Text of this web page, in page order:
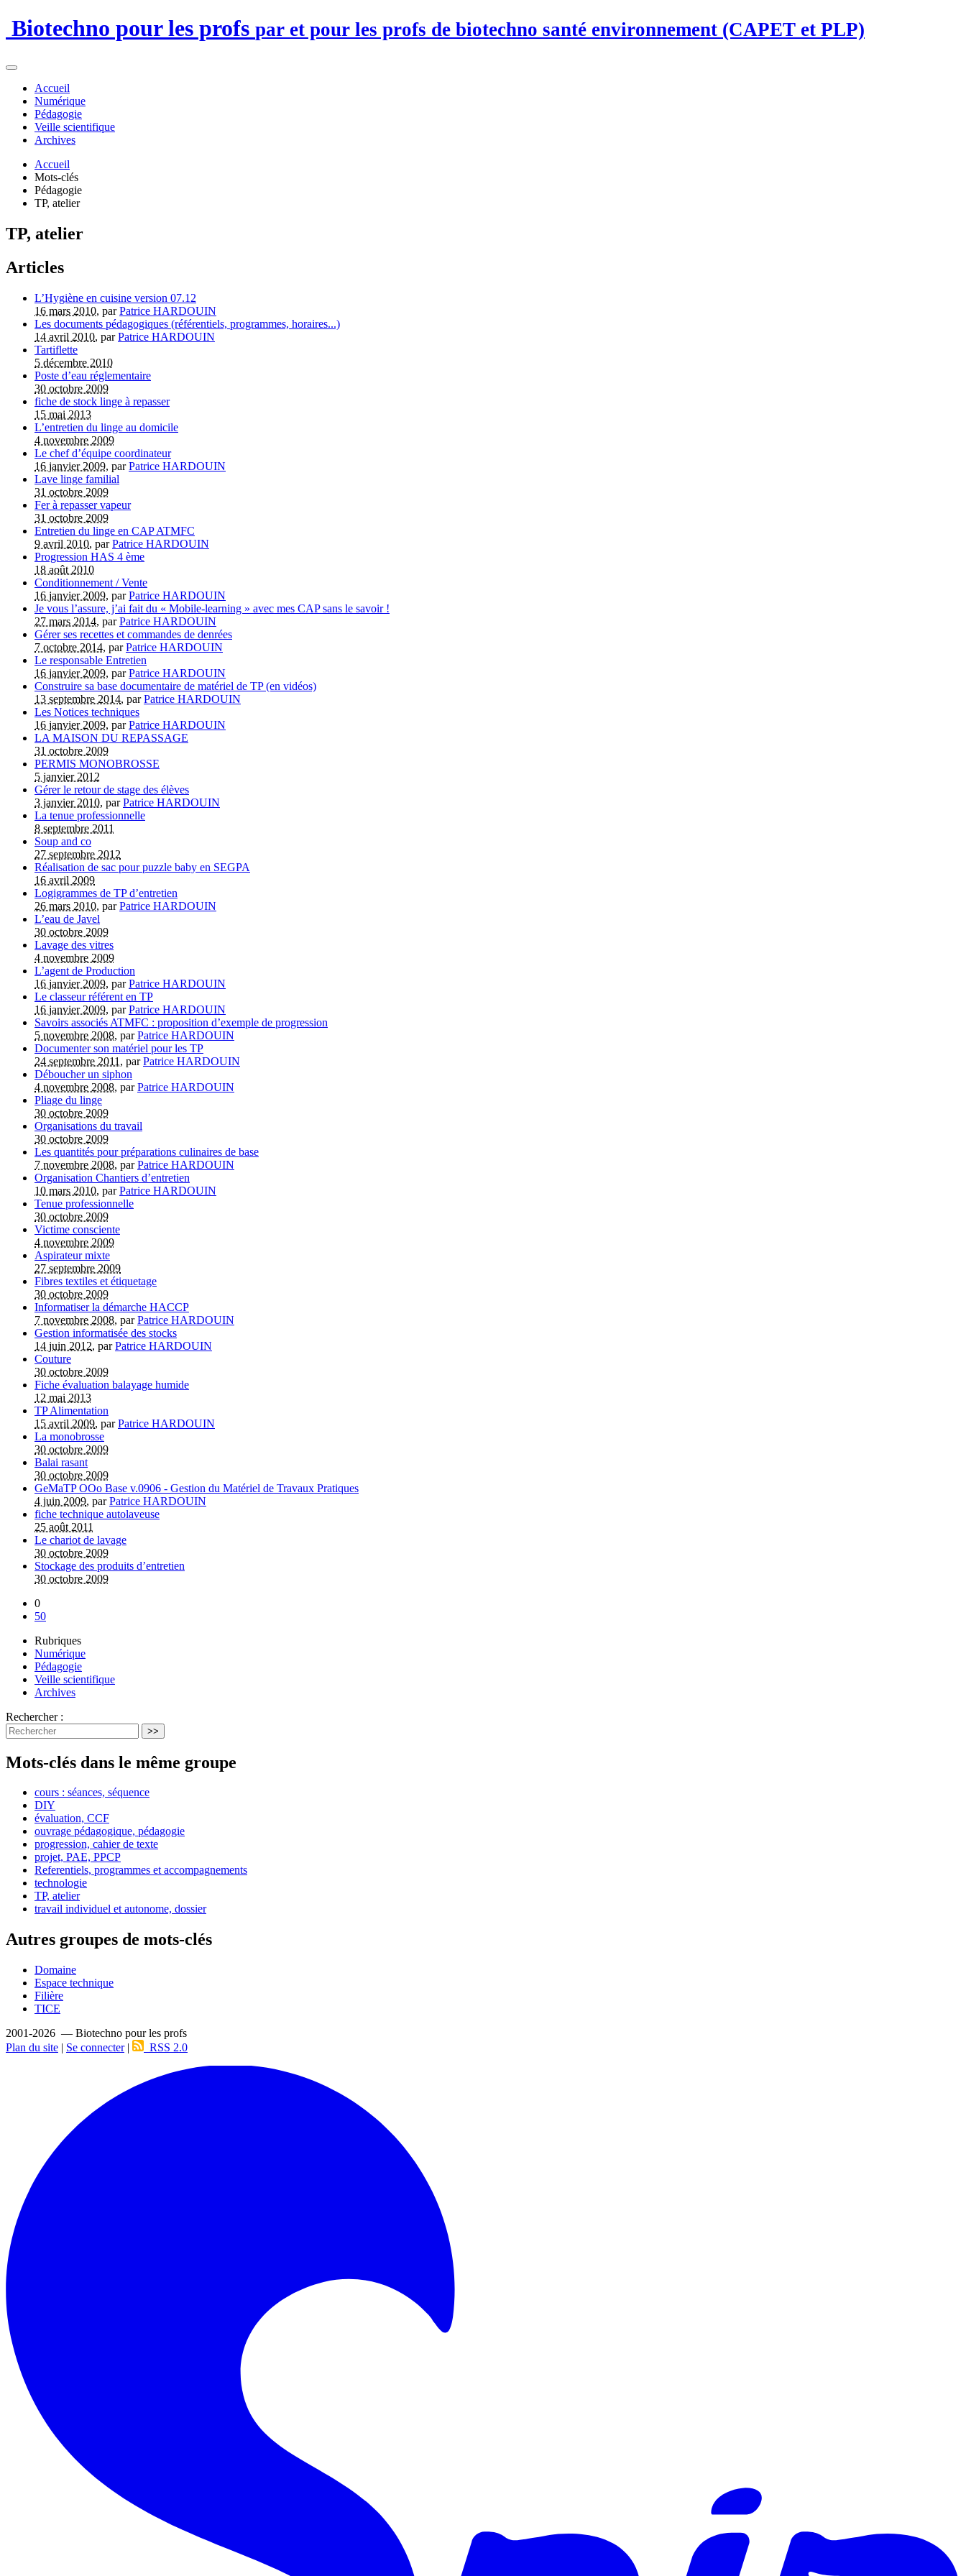
Biotechno pour les profs par et pour les profs de biotechno santé environnement (CAPET et PLP)
Accueil
Numérique
Pédagogie
Veille scientifique
Archives
Accueil
Mots-clés
Pédagogie
TP, atelier
TP, atelier
Articles
L’Hygiène en cuisine version 07.12
16 mars 2010, parPatrice HARDOUIN
Les documents pédagogiques (référentiels, programmes, horaires...)
14 avril 2010, parPatrice HARDOUIN
Tartiflette
5 décembre 2010
Poste d’eau réglementaire
30 octobre 2009
fiche de stock linge à repasser
15 mai 2013
L’entretien du linge au domicile
4 novembre 2009
Le chef d’équipe coordinateur
16 janvier 2009, parPatrice HARDOUIN
Lave linge familial
31 octobre 2009
Fer à repasser vapeur
31 octobre 2009
Entretien du linge en CAP ATMFC
9 avril 2010, parPatrice HARDOUIN
Progression HAS 4 ème
18 août 2010
Conditionnement / Vente
16 janvier 2009, parPatrice HARDOUIN
Je vous l’assure, j’ai fait du « Mobile-learning » avec mes CAP sans le savoir !
27 mars 2014, parPatrice HARDOUIN
Gérer ses recettes et commandes de denrées
7 octobre 2014, parPatrice HARDOUIN
Le responsable Entretien
16 janvier 2009, parPatrice HARDOUIN
Construire sa base documentaire de matériel de TP (en vidéos)
13 septembre 2014, parPatrice HARDOUIN
Les Notices techniques
16 janvier 2009, parPatrice HARDOUIN
LA MAISON DU REPASSAGE
31 octobre 2009
PERMIS MONOBROSSE
5 janvier 2012
Gérer le retour de stage des élèves
3 janvier 2010, parPatrice HARDOUIN
La tenue professionnelle
8 septembre 2011
Soup and co
27 septembre 2012
Réalisation de sac pour puzzle baby en SEGPA
16 avril 2009
Logigrammes de TP d’entretien
26 mars 2010, parPatrice HARDOUIN
L’eau de Javel
30 octobre 2009
Lavage des vitres
4 novembre 2009
L’agent de Production
16 janvier 2009, parPatrice HARDOUIN
Le classeur référent en TP
16 janvier 2009, parPatrice HARDOUIN
Savoirs associés ATMFC : proposition d’exemple de progression
5 novembre 2008, parPatrice HARDOUIN
Documenter son matériel pour les TP
24 septembre 2011 , parPatrice HARDOUIN
Déboucher un siphon
4 novembre 2008, parPatrice HARDOUIN
Pliage du linge
30 octobre 2009
Organisations du travail
30 octobre 2009
Les quantités pour préparations culinaires de base
7 novembre 2008, parPatrice HARDOUIN
Organisation Chantiers d’entretien
10 mars 2010, parPatrice HARDOUIN
Tenue professionnelle
30 octobre 2009
Victime consciente
4 novembre 2009
Aspirateur mixte
27 septembre 2009
Fibres textiles et étiquetage
30 octobre 2009
Informatiser la démarche HACCP
7 novembre 2008, parPatrice HARDOUIN
Gestion informatisée des stocks
14 juin 2012, parPatrice HARDOUIN
Couture
30 octobre 2009
Fiche évaluation balayage humide
12 mai 2013
TP Alimentation
15 avril 2009, parPatrice HARDOUIN
La monobrosse
30 octobre 2009
Balai rasant
30 octobre 2009
GeMaTP OOo Base v.0906 - Gestion du Matériel de Travaux Pratiques
4 juin 2009, parPatrice HARDOUIN
fiche technique autolaveuse
25 août 2011
Le chariot de lavage
30 octobre 2009
Stockage des produits d’entretien
30 octobre 2009
0
50
Rubriques
Numérique
Pédagogie
Veille scientifique
Archives
Rechercher :
>>
Mots-clés dans le même groupe
cours : séances, séquence
DIY
évaluation, CCF
ouvrage pédagogique, pédagogie
progression, cahier de texte
projet, PAE, PPCP
Referentiels, programmes et accompagnements
technologie
TP, atelier
travail individuel et autonome, dossier
Autres groupes de mots-clés
Domaine
Espace technique
Filière
TICE
2001-2026 — Biotechno pour les profs
Plan du site | Se connecter| RSS 2.0